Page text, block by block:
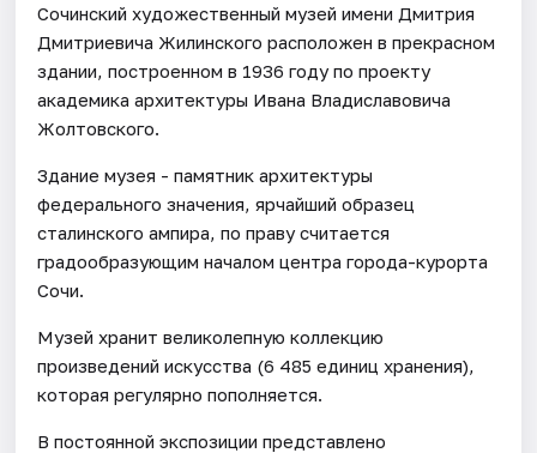
Сочинский художественный музей имени Дмитрия
Дмитриевича Жилинского расположен в прекрасном
здании, построенном в 1936 году по проекту
академика архитектуры Ивана Владиславовича
Жолтовского.
Здание музея - памятник архитектуры
федерального значения, ярчайший образец
сталинского ампира, по праву считается
градообразующим началом центра города-курорта
Сочи.
Музей хранит великолепную коллекцию
произведений искусства (6 485 единиц хранения),
которая регулярно пополняется.
В постоянной экспозиции представлено